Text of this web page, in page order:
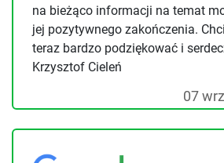
na bieżąco informacji na temat
jej pozytywnego zakończenia.
teraz bardzo podziękować i
Krzysztof Cieleń
07